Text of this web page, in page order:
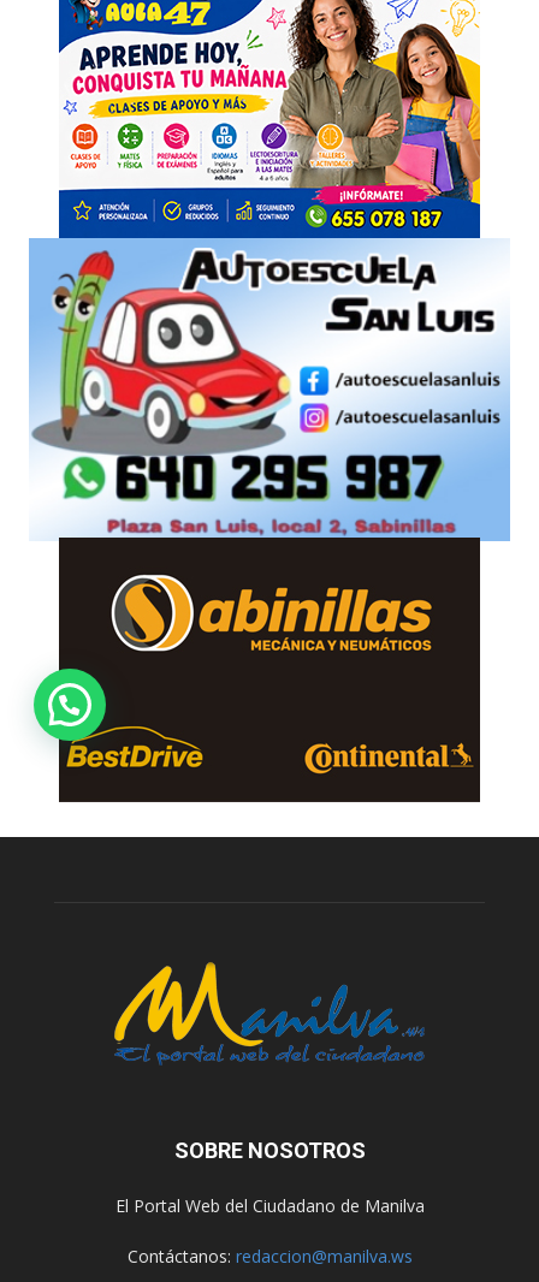
SOBRE NOSOTROS
El Portal Web del Ciudadano de Manilva
Contáctanos: redaccion@manilva.ws